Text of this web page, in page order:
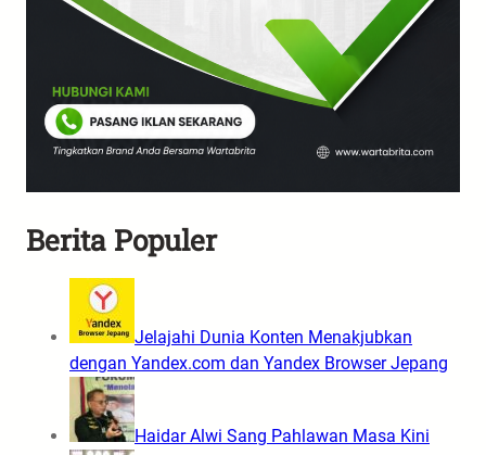
Berita Populer
Jelajahi Dunia Konten Menakjubkan
dengan Yandex.com dan Yandex Browser Jepang
Haidar Alwi Sang Pahlawan Masa Kini